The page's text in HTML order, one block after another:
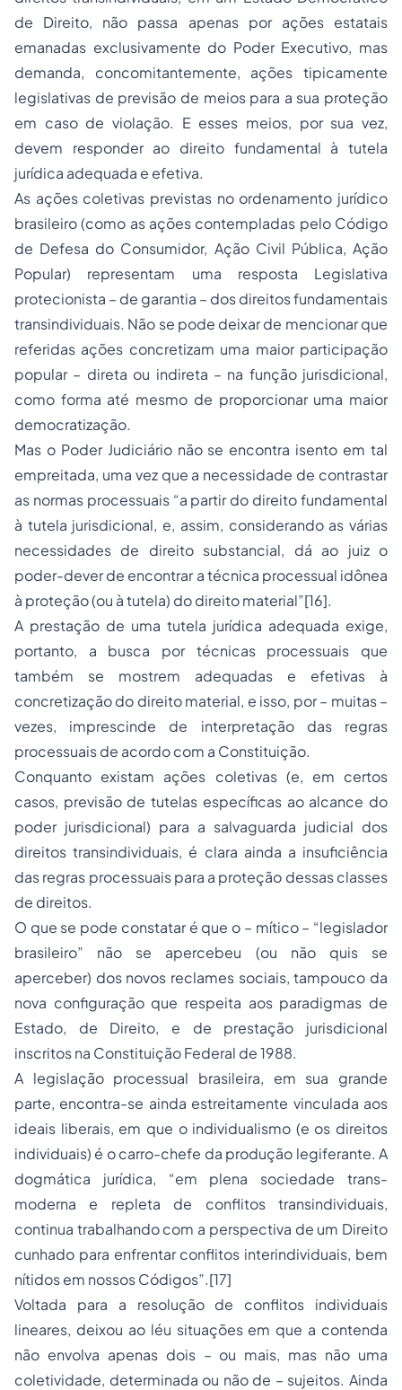
de Direito, não passa apenas por ações estatais
emanadas exclusivamente do Poder Executivo, mas
demanda, concomitantemente, ações tipicamente
legislativas de previsão de meios para a sua proteção
em caso de violação. E esses meios, por sua vez,
devem responder ao direito fundamental à tutela
jurídica adequada e efetiva.
As ações coletivas previstas no ordenamento jurídico
brasileiro (como as ações contempladas pelo Código
de Defesa do Consumidor, Ação Civil Pública, Ação
Popular) representam uma resposta Legislativa
protecionista – de garantia – dos direitos fundamentais
transindividuais. Não se pode deixar de mencionar que
referidas ações concretizam uma maior participação
popular – direta ou indireta – na função jurisdicional,
como forma até mesmo de proporcionar uma maior
democratização.
Mas o Poder Judiciário não se encontra isento em tal
empreitada, uma vez que a necessidade de contrastar
as normas processuais “a partir do direito fundamental
à tutela jurisdicional, e, assim, considerando as várias
necessidades de direito substancial, dá ao juiz o
poder-dever de encontrar a técnica processual idônea
à proteção (ou à tutela) do direito material”[16].
A prestação de uma tutela jurídica adequada exige,
portanto, a busca por técnicas processuais que
também se mostrem adequadas e efetivas à
concretização do direito material, e isso, por – muitas –
vezes, imprescinde de interpretação das regras
processuais de acordo com a Constituição.
Conquanto existam ações coletivas (e, em certos
casos, previsão de tutelas específicas ao alcance do
poder jurisdicional) para a salvaguarda judicial dos
direitos transindividuais, é clara ainda a insuficiência
das regras processuais para a proteção dessas classes
de direitos.
O que se pode constatar é que o – mítico – “legislador
brasileiro” não se apercebeu (ou não quis se
aperceber) dos novos reclames sociais, tampouco da
nova configuração que respeita aos paradigmas de
Estado, de Direito, e de prestação jurisdicional
inscritos na Constituição Federal de 1988.
A legislação processual brasileira, em sua grande
parte, encontra-se ainda estreitamente vinculada aos
ideais liberais, em que o individualismo (e os direitos
individuais) é o carro-chefe da produção legiferante. A
dogmática jurídica, “em plena sociedade trans-
moderna e repleta de conflitos transindividuais,
continua trabalhando com a perspectiva de um Direito
cunhado para enfrentar conflitos interindividuais, bem
nítidos em nossos Códigos”.[17]
Voltada para a resolução de conflitos individuais
lineares, deixou ao léu situações em que a contenda
não envolva apenas dois – ou mais, mas não uma
coletividade, determinada ou não de – sujeitos. Ainda